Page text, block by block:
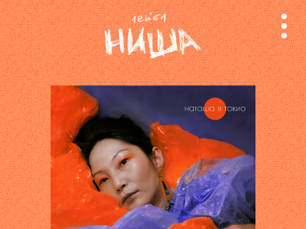
релизы
лейбл
поиск